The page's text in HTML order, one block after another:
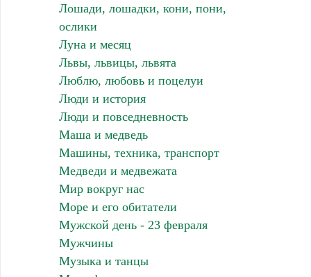
Лошади, лошадки, кони, пони,
ослики
Луна и месяц
Львы, львицы, львята
Люблю, любовь и поцелуи
Люди и история
Люди и повседневность
Маша и медведь
Машины, техника, транспорт
Медведи и медвежата
Мир вокруг нас
Море и его обитатели
Мужской день - 23 февраля
Мужчины
Музыка и танцы